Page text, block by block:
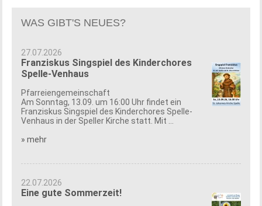
WAS GIBT'S NEUES?
27.07.2026
Franziskus Singspiel des Kinderchores
Spelle-Venhaus
Pfarreiengemeinschaft
Am Sonntag, 13.09. um 16:00 Uhr findet ein
Franziskus Singspiel des Kinderchores Spelle-
Venhaus in der Speller Kirche statt. Mit ...
» mehr
22.07.2026
Eine gute Sommerzeit!